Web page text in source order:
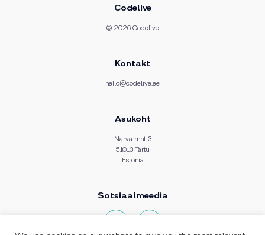
Codelive
© 2026 Codelive
Kontakt
hello@codelive.ee
Asukoht
Narva mnt 3
51013 Tartu
Estonia
Sotsiaalmeedia